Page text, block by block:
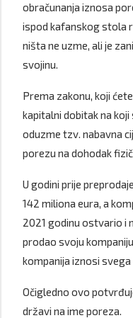
obračunanja iznosa
ispod kafanskog stola
ništa ne uzme, ali je
svojinu.
Prema zakonu, koji
kapitalni dobitak na
oduzme tzv. nabavna
porezu na dohodak
U godini prije
142 miliona eura, a
2021 godinu ostvario i
prodao svoju
kompanija iznosi
Očigledno ovo
državi na ime poreza.